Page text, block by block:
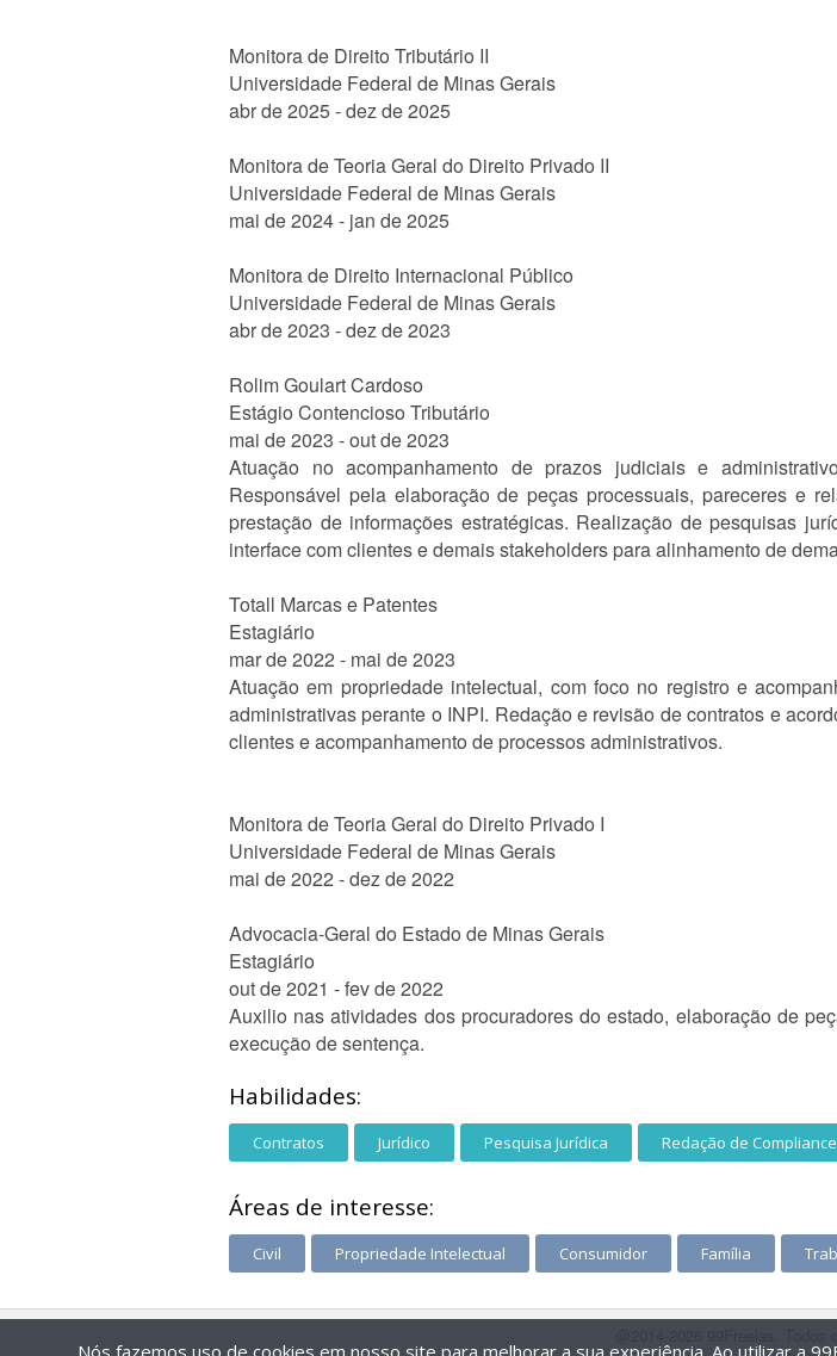
Monitora de Direito Tributário II
Universidade Federal de Minas Gerais
abr de 2025 - dez de 2025
Monitora de Teoria Geral do Direito Privado II
Universidade Federal de Minas Gerais
mai de 2024 - jan de 2025
Monitora de Direito Internacional Público
Universidade Federal de Minas Gerais
abr de 2023 - dez de 2023
Rolim Goulart Cardoso
Estágio Contencioso Tributário
mai de 2023 - out de 2023
Atuação no acompanhamento de prazos judiciais e
Responsável pela elaboração de peças processuais, pareceres e
prestação de informações estratégicas. Realização de pesquisas
interface com clientes e demais stakeholders para alinhamento de
Totall Marcas e Patentes
Estagiário
mar de 2022 - mai de 2023
Atuação em propriedade intelectual, com foco no registro e
administrativas perante o INPI. Redação e revisão de contratos e
clientes e acompanhamento de processos administrativos.
Monitora de Teoria Geral do Direito Privado I
Universidade Federal de Minas Gerais
mai de 2022 - dez de 2022
Advocacia-Geral do Estado de Minas Gerais
Estagiário
out de 2021 - fev de 2022
Auxilio nas atividades dos procuradores do estado, elaboração de
execução de sentença.
Habilidades:
Contratos Jurídico Pesquisa Jurídica Redação de Compliance
Áreas de interesse:
Civil Propriedade Intelectual Consumidor Família
Nós fazemos uso de cookies em nosso site para melhorar a sua experiência. Ao utilizar a